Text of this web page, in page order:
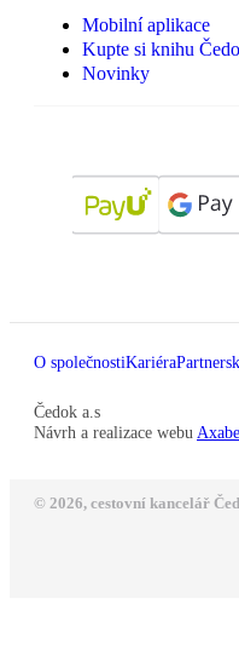
Mobilní aplikace
Kupte si knihu
Novinky
O společnostiKariéra
Čedok a.s
Návrh a realizace webu
© 2026, cestovní kancelář